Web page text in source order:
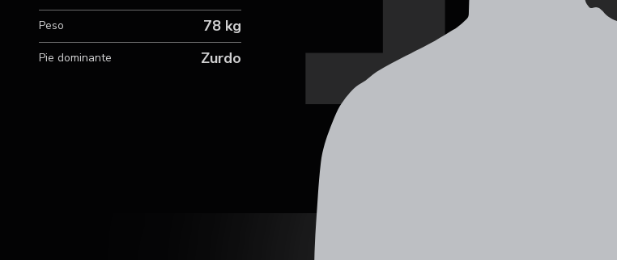
Peso 78 kg
Pie dominante Zurdo